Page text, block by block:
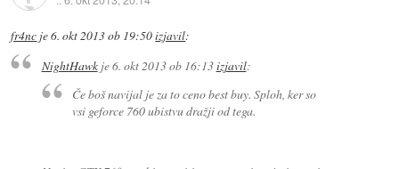
fr4nc je6. okt 2013 ob 19:50izjavil:
NightHawkje6. okt 2013 ob 16:13izjavil:
Če boš navijal je za to ceno best buy. Sploh, ker so
vsi geforce 760 ubistvu dražji od tega.